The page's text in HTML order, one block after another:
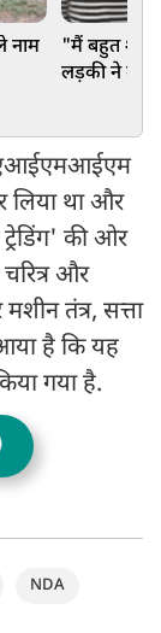
नाम
"मैं बहुत
लड़की ने
एआईएमआईएम
लिया था और
की ओर
और
तंत्र, सत्ता
है कि यह
गया है.
NDA